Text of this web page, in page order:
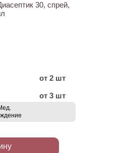
30, спрей,
от 2 шт
от 3 шт